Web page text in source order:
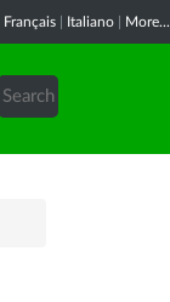
Français Italiano More...